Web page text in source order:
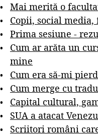
Mai merită o
Copii, social
Prima sesiune -
Cum ar arăta un
mine
Cum era să-mi
Cum merge cu
Capital cultural,
SUA a atacat
Scriitori români